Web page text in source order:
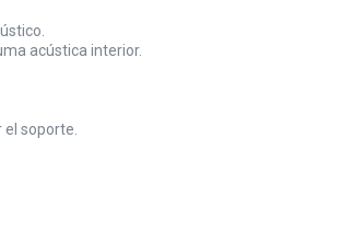
acústica interior.
soporte.